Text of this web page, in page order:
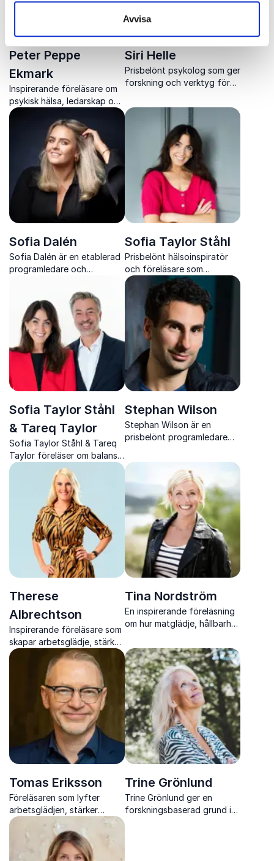
Avvisa
Peter Peppe
Ekmark
Inspirerande föreläsare om
psykisk hälsa, ledarskap och
personlig utveckling som
berör, utmanar och ger
konkreta verktyg för verklig
förändring.
Siri Helle
Prisbelönt psykolog som ger
forskning och verktyg för
samarbete och psykologisk
trygghet.
Sofia Dalén
Sofia Dalén är en etablerad
programledare och
kombinerar humor, struktur
och trygghet för
evenemang som verkligen
engagerar.
Sofia Taylor Ståhl
Prisbelönt hälsoinspiratör
och föreläsare som
kombinerar forskning
personliga insikter och
konkreta strategier för
hållbar prestation.
Sofia Taylor Ståhl
& Tareq Taylor
Sofia Taylor Ståhl & Tareq
Taylor föreläser om balans,
välmående och livsval med
värme, igenkänning och
konkreta verktyg för
vardagen.
Stephan Wilson
Stephan Wilson är en
prisbelönt programledare
som inspirerar till hållbar
motivation, rörelseglädje
och bättre hälsa.
Therese
Albrechtson
Inspirerande föreläsare som
skapar arbetsglädje, stärker
självledarskap och ger
konkreta verktyg för
välmående och psykisk
Tina Nordström
En inspirerande föreläsning
om hur matglädje, hållbarhet
Nordström, en av Sveriges
mest välkända TV-kockar.
Tomas Eriksson
Föreläsaren som lyfter
arbetsglädjen, stärker
samarbetet och skapar
tydlig kommunikation på
Trine Grönlund
Trine Grönlund ger en
forskningsbaserad grund i